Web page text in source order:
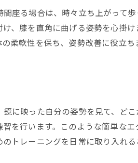
座る場合は、時々立ち上がって歩
、膝を直角に曲げる姿勢を心掛け
柔軟性を保ち、姿勢改善に役立ち
に映った自分の姿勢を見て、どこ
を行います。このような簡単なエ
トレーニングを日常に取り入れる